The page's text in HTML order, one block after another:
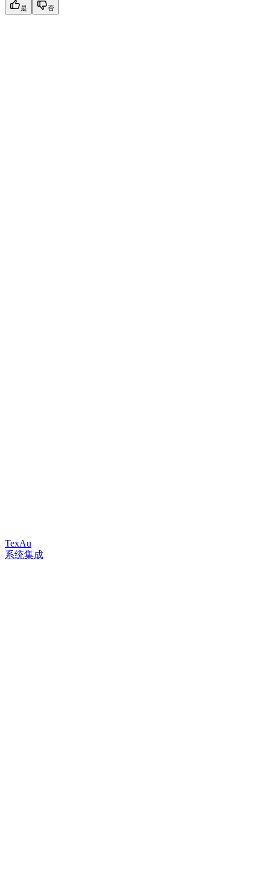
是 否
TexAu
系统集成